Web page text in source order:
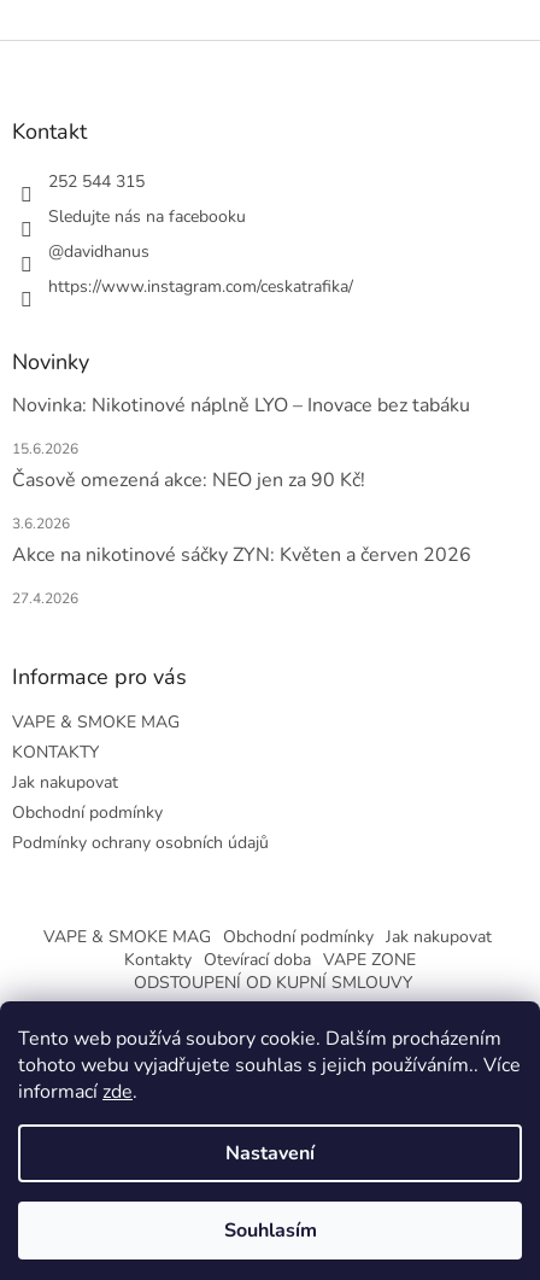
Tento web používá soubory cookie. Dalším procházením
tohoto webu vyjadřujete souhlas s jejich používáním.. Více
informacízde.
Nastavení
Souhlasím
KLIKNETE A DOZVÍTE SE VÍCE.
Z
Kontakt
252 544 315
Sledujte nás na facebooku
@davidhanus
https://www.instagram.com/ceskatrafika/
Novinky
Novinka: Nikotinové náplně LYO – Inovace bez tabáku
15.6.2026
Časově omezená akce: NEO jen za 90 Kč!
3.6.2026
Akce na nikotinové sáčky ZYN: Květen a červen 2026
27.4.2026
Informace pro vás
VAPE & SMOKE MAG
KONTAKTY
Jak nakupovat
Obchodní podmínky
Podmínky ochrany osobních údajů
VAPE & SMOKE MAG Obchodní podmínky Jak nakupovat
Kontakty Otevírací doba VAPE ZONE
ODSTOUPENÍ OD KUPNÍ SMLOUVY
Copyright 2026CeskaTrafika.eu. Všechna práva vyhrazena.